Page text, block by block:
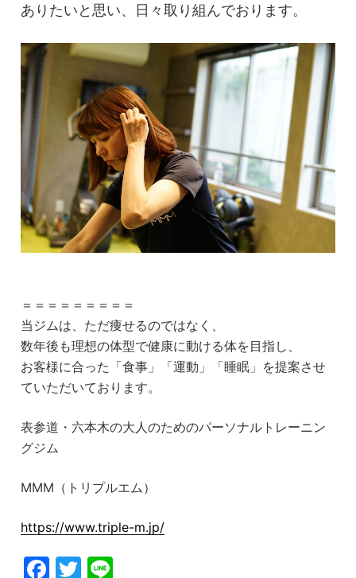
ありたいと思い、日々取り組んでおります。
＝＝＝＝＝＝＝＝＝
当ジムは、ただ痩せるのではなく、
数年後も理想の体型で健康に動ける体を目指し、
お客様に合った「食事」「運動」「睡眠」を提案させ
ていただいております。
表参道・六本木の大人のためのパーソナルトレーニン
グジム
MMM（トリプルエム）
https://www.triple-m.jp/
F T